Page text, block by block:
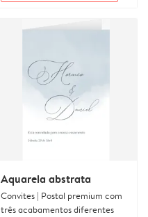
Aquarela abstrata
Convites | Postal premium com
três acabamentos diferentes